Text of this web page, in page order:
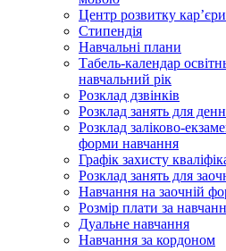
Центр розвитку кар’єри
Стипендія
Навчальні плани
Табель-календар
навчальний рік
Розклад дзвінків
Розклад занять для
Розклад заліково-
форми навчання
Графік захисту
Розклад занять для
Навчання на заочній
Розмір плати за
Дуальне навчання
Навчання за кордоном